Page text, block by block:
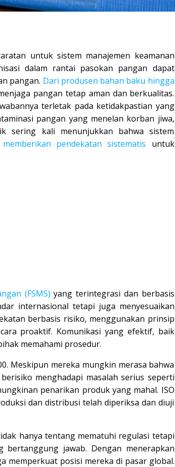
untuk sistem manajemen keamanan
dalam rantai pasokan pangan dapat
pangan. Dari produsen bahan baku hingga
pangan tetap aman dan berkualitas.
terletak pada ketidakpastian yang
pangan yang menelan korban jiwa,
sering kali menunjukkan bahwa sistem
memberikan pendekatan sistematis untuk
(FSMS) yang terintegrasi dan berbasis
internasional tetapi juga menyesuaikan
berbasis risiko, menggunakan prinsip
proaktif. Komunikasi yang efektif, baik
memahami prosedur.
Meskipun mereka mungkin merasa bahwa
menghadapi masalah serius seperti
penarikan produk yang mahal. ISO
dan distribusi telah diperiksa dan diuji
hanya tentang mematuhi regulasi tetapi
jawab. Dengan menerapkan
memperkuat posisi mereka di pasar global.